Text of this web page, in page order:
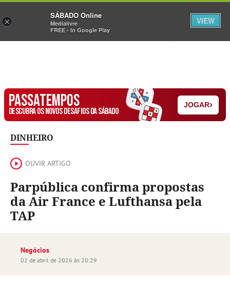
Sábado Assine Iniciar Sessão
PASSATEMPOS
DESCUBRA OS NOVOS DESAFIOS DA SÁBADO
JOGAR›
DINHEIRO
OUVIR ARTIGO
Parpública confirma propostas
da Air France e Lufthansa pela
TAP
Negócios
02 de abril de 2026 às 20:29
×
SÁBADO Online
Medialivre
FREE - In Google Play
VIEW